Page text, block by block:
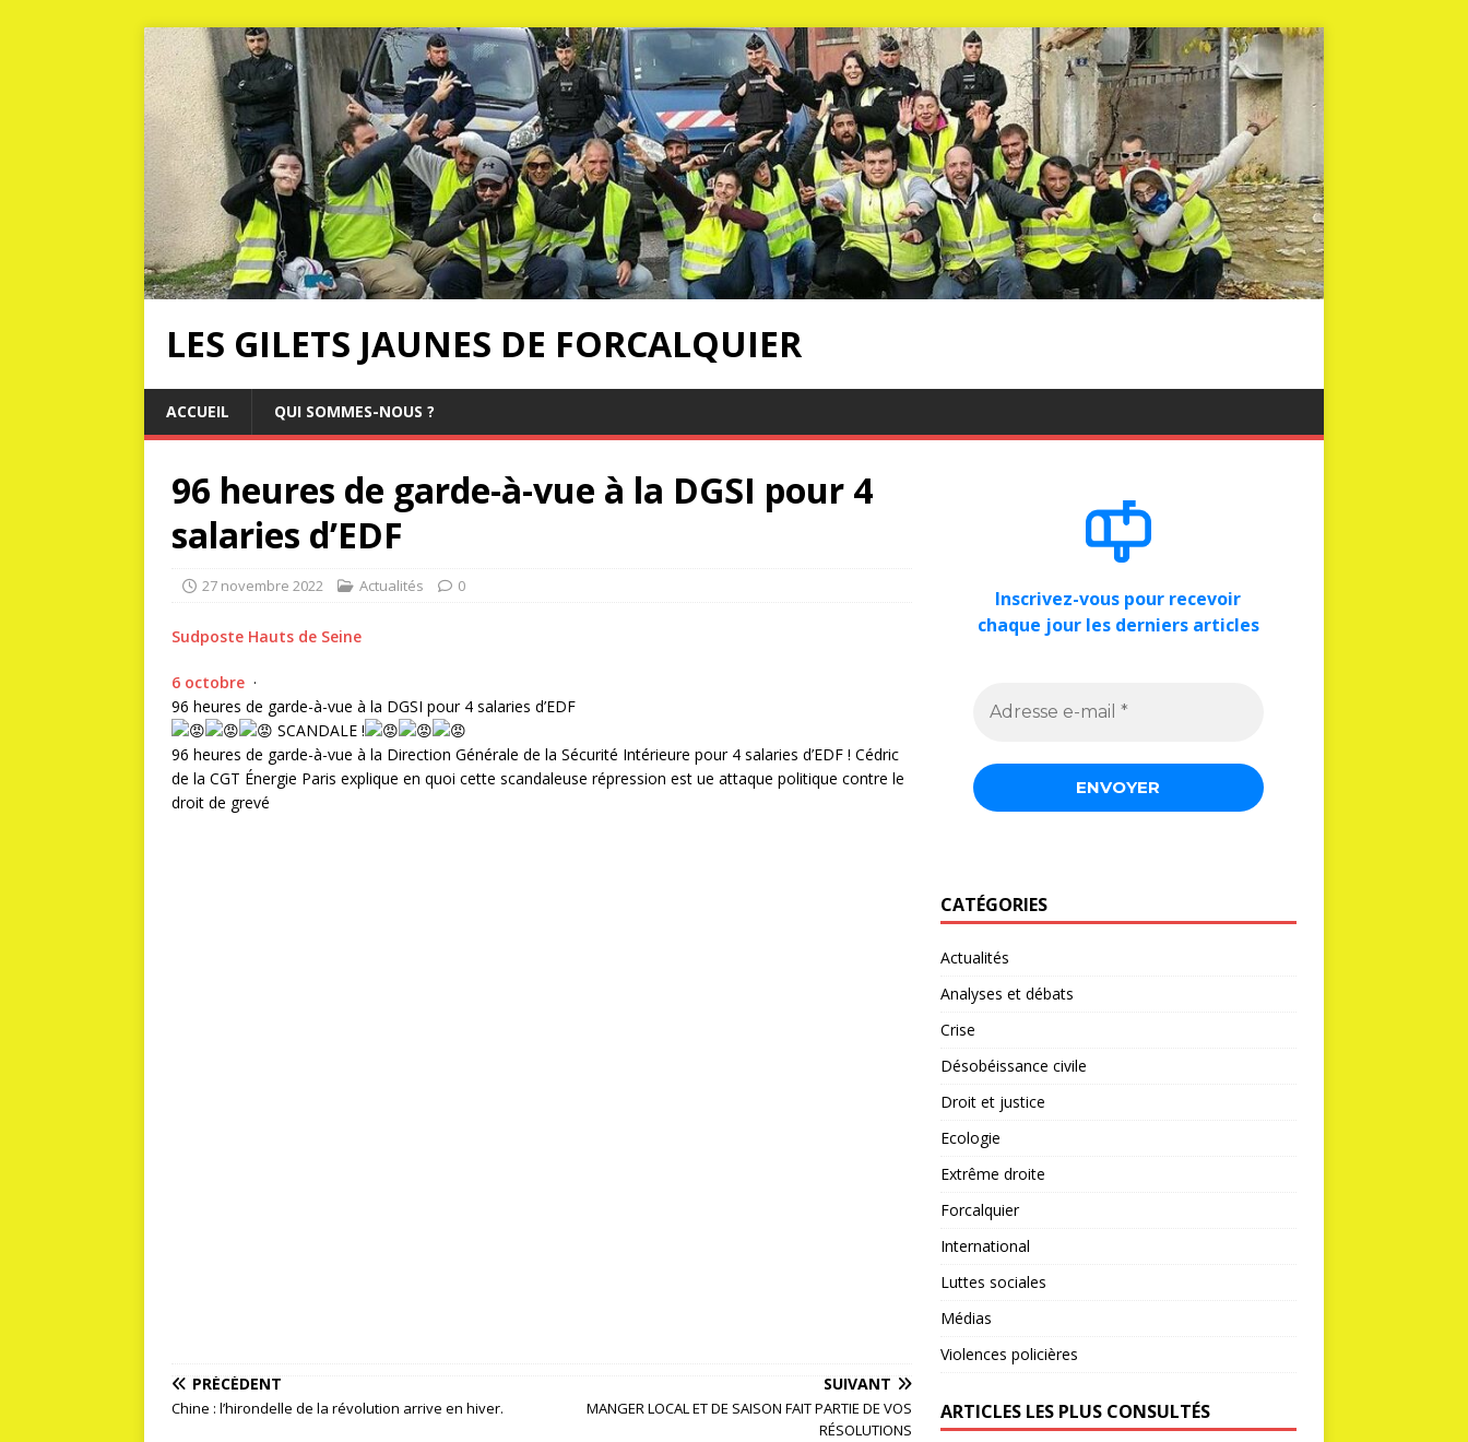
LES GILETS JAUNES DE FORCALQUIER
ACCUEIL QUI SOMMES-NOUS ?
96 heures de garde-à-vue à la DGSI pour 4
salaries d’EDF
27 novembre 2022 Actualités 0
Sudposte Hauts de Seine
6 octobre ·
96 heures de garde-à-vue à la DGSI pour 4 salaries d’EDF
SCANDALE !
96 heures de garde-à-vue à la Direction Générale de la Sécurité Intérieure pour 4 salaries d’EDF ! Cédric
de la CGT Énergie Paris explique en quoi cette scandaleuse répression est ue attaque politique contre le
droit de grevé
PRÉCÉDENT
Chine : l’hirondelle de la révolution arrive en hiver.
SUIVANT
MANGER LOCAL ET DE SAISON FAIT PARTIE DE VOS
RÉSOLUTIONS
Inscrivez-vous pour recevoir
chaque jour les derniers articles
CATÉGORIES
Actualités
Analyses et débats
Crise
Désobéissance civile
Droit et justice
Ecologie
Extrême droite
Forcalquier
International
Luttes sociales
Médias
Violences policières
ARTICLES LES PLUS CONSULTÉS